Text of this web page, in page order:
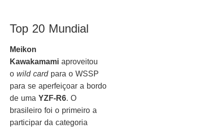
Top 20 Mundial
Meikon
Kawakamami aproveitou
o wild cardpara o WSSP
para se aperfeiçoar a bordo
de uma YZF-R6. O
brasileiro foi o primeiro a
participar da categoria